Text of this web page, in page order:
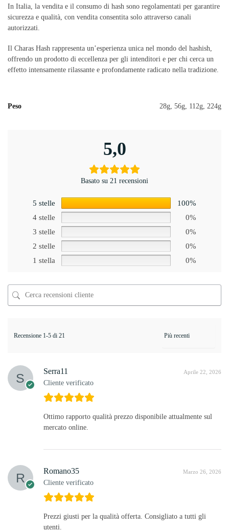
In Italia, la vendita e il consumo di hash sono regolamentati per garantire
sicurezza e qualità, con vendita consentita solo attraverso canali
autorizzati.
Il Charas Hash rappresenta un’esperienza unica nel mondo del hashish,
offrendo un prodotto di eccellenza per gli intenditori e per chi cerca un
effetto intensamente rilassante e profondamente radicato nella tradizione.
Peso 28g, 56g, 112g, 224g
5,0
Basato su 21 recensioni
5 stelle
100%
4 stelle
0%
3 stelle
0%
2 stelle
0%
1 stella
0%
Recensione 1-5 di 21
Serra11
Cliente verificato
Aprile 22, 2026
Ottimo rapporto qualità prezzo disponibile attualmente sul
mercato online.
Romano35
Cliente verificato
Marzo 26, 2026
Prezzi giusti per la qualità offerta. Consigliato a tutti gli
utenti.